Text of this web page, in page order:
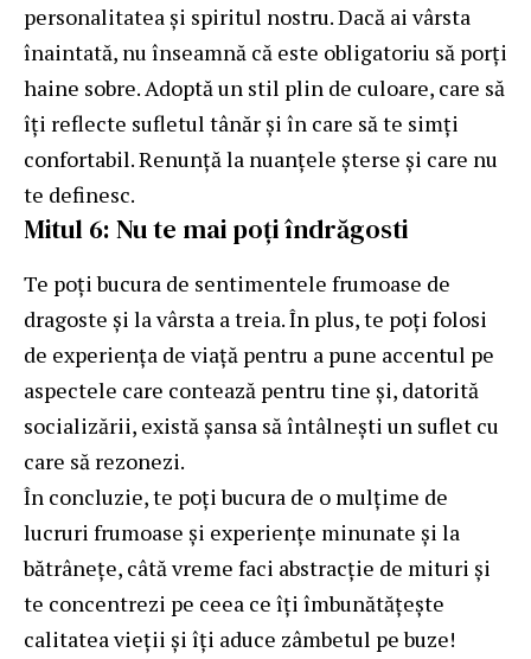
personalitatea și spiritul nostru. Dacă ai vârsta
înaintată, nu înseamnă că este obligatoriu să porți
haine sobre. Adoptă un stil plin de culoare, care să
îți reflecte sufletul tânăr și în care să te simți
confortabil. Renunță la nuanțele șterse și care nu
te definesc.
Mitul 6: Nu te mai poți îndrăgosti
Te poți bucura de sentimentele frumoase de
dragoste și la vârsta a treia. În plus, te poți folosi
de experiența de viață pentru a pune accentul pe
aspectele care contează pentru tine și, datorită
socializării, există șansa să întâlnești un suflet cu
care să rezonezi.
În concluzie, te poți bucura de o mulțime de
lucruri frumoase și experiențe minunate și la
bătrânețe, câtă vreme faci abstracție de mituri și
te concentrezi pe ceea ce îți îmbunătățește
calitatea vieții și îți aduce zâmbetul pe buze!